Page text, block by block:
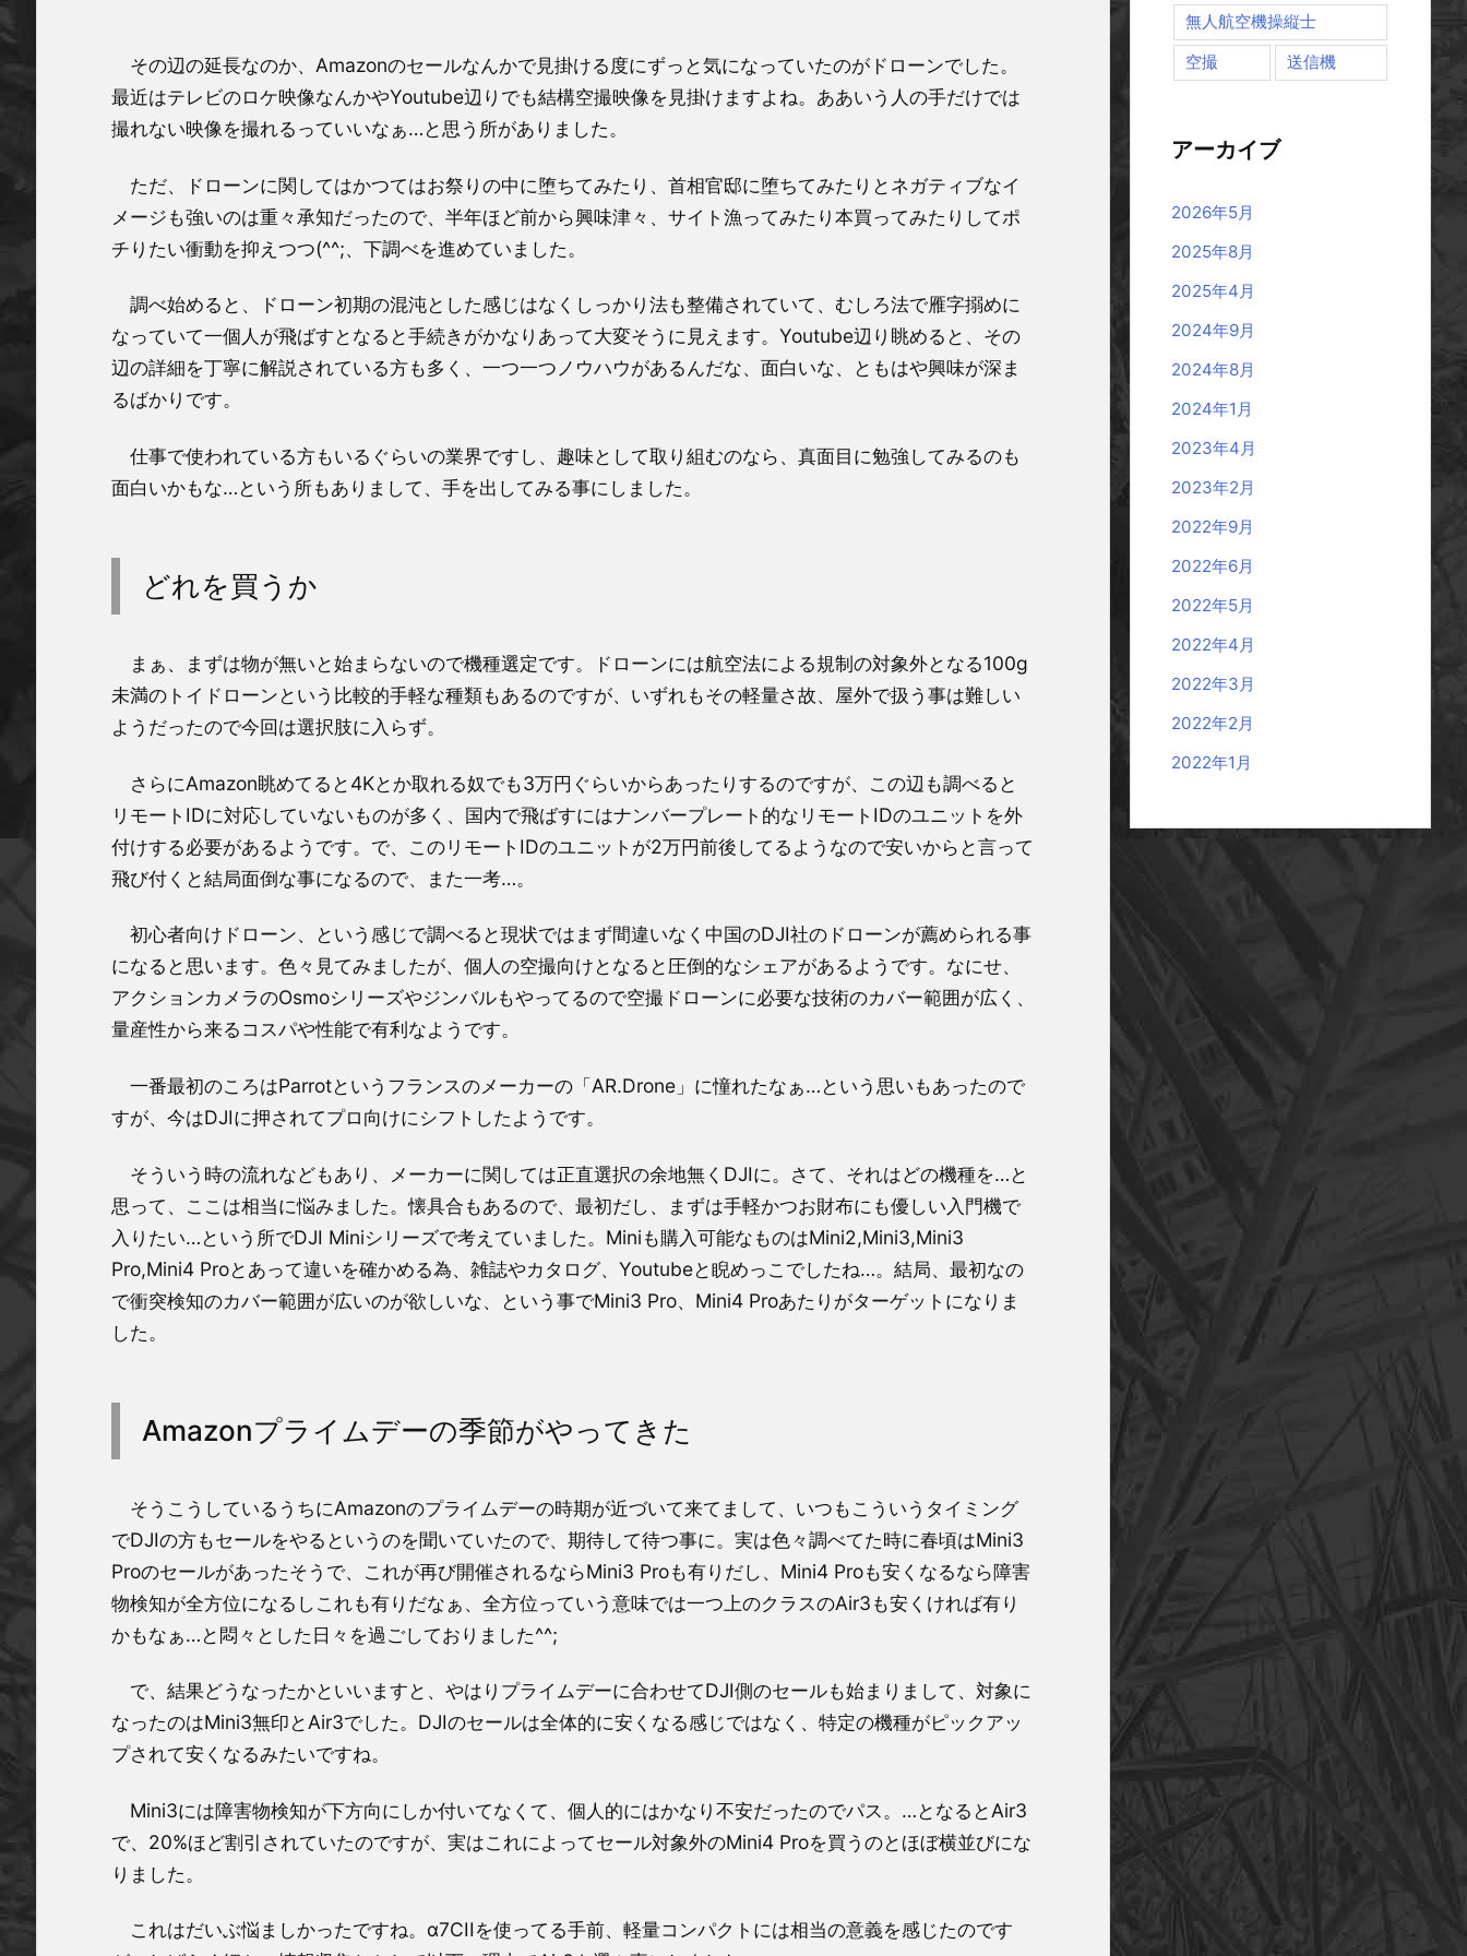
その辺の延長なのか、Amazonのセールなんかで見掛ける度にずっと気になっていたのがドローンでした。
最近はテレビのロケ映像なんかやYoutube辺りでも結構空撮映像を見掛けますよね。ああいう人の手だけでは
撮れない映像を撮れるっていいなぁ…と思う所がありました。
ただ、ドローンに関してはかつてはお祭りの中に堕ちてみたり、首相官邸に堕ちてみたりとネガティブなイ
メージも強いのは重々承知だったので、半年ほど前から興味津々、サイト漁ってみたり本買ってみたりしてポ
チりたい衝動を抑えつつ(^^;、下調べを進めていました。
調べ始めると、ドローン初期の混沌とした感じはなくしっかり法も整備されていて、むしろ法で雁字搦めに
なっていて一個人が飛ばすとなると手続きがかなりあって大変そうに見えます。Youtube辺り眺めると、その
辺の詳細を丁寧に解説されている方も多く、一つ一つノウハウがあるんだな、面白いな、ともはや興味が深ま
るばかりです。
仕事で使われている方もいるぐらいの業界ですし、趣味として取り組むのなら、真面目に勉強してみるのも
面白いかもな…という所もありまして、手を出してみる事にしました。
どれを買うか
まぁ、まずは物が無いと始まらないので機種選定です。ドローンには航空法による規制の対象外となる100g
未満のトイドローンという比較的手軽な種類もあるのですが、いずれもその軽量さ故、屋外で扱う事は難しい
ようだったので今回は選択肢に入らず。
さらにAmazon眺めてると4Kとか取れる奴でも3万円ぐらいからあったりするのですが、この辺も調べると
リモートIDに対応していないものが多く、国内で飛ばすにはナンバープレート的なリモートIDのユニットを外
付けする必要があるようです。で、このリモートIDのユニットが2万円前後してるようなので安いからと言って
飛び付くと結局面倒な事になるので、また一考…。
初心者向けドローン、という感じで調べると現状ではまず間違いなく中国のDJI社のドローンが薦められる事
になると思います。色々見てみましたが、個人の空撮向けとなると圧倒的なシェアがあるようです。なにせ、
アクションカメラのOsmoシリーズやジンバルもやってるので空撮ドローンに必要な技術のカバー範囲が広く、
量産性から来るコスパや性能で有利なようです。
一番最初のころはParrotというフランスのメーカーの「AR.Drone」に憧れたなぁ…という思いもあったので
すが、今はDJIに押されてプロ向けにシフトしたようです。
そういう時の流れなどもあり、メーカーに関しては正直選択の余地無くDJIに。さて、それはどの機種を…と
思って、ここは相当に悩みました。懐具合もあるので、最初だし、まずは手軽かつお財布にも優しい入門機で
入りたい…という所でDJI Miniシリーズで考えていました。Miniも購入可能なものはMini2,Mini3,Mini3
Pro,Mini4 Proとあって違いを確かめる為、雑誌やカタログ、Youtubeと睨めっこでしたね…。結局、最初なの
で衝突検知のカバー範囲が広いのが欲しいな、という事でMini3 Pro、Mini4 Proあたりがターゲットになりま
した。
Amazonプライムデーの季節がやってきた
そうこうしているうちにAmazonのプライムデーの時期が近づいて来てまして、いつもこういうタイミング
でDJIの方もセールをやるというのを聞いていたので、期待して待つ事に。実は色々調べてた時に春頃はMini3
Proのセールがあったそうで、これが再び開催されるならMini3 Proも有りだし、Mini4 Proも安くなるなら障害
物検知が全方位になるしこれも有りだなぁ、全方位っていう意味では一つ上のクラスのAir3も安くければ有り
かもなぁ…と悶々とした日々を過ごしておりました^^;
で、結果どうなったかといいますと、やはりプライムデーに合わせてDJI側のセールも始まりまして、対象に
なったのはMini3無印とAir3でした。DJIのセールは全体的に安くなる感じではなく、特定の機種がピックアッ
プされて安くなるみたいですね。
Mini3には障害物検知が下方向にしか付いてなくて、個人的にはかなり不安だったのでパス。…となるとAir3
で、20%ほど割引されていたのですが、実はこれによってセール対象外のMini4 Proを買うのとほぼ横並びにな
りました。
これはだいぶ悩ましかったですね。α7CIIを使ってる手前、軽量コンパクトには相当の意義を感じたのです
無人航空機操縦士
空撮
送信機
アーカイブ
2026年5月
2025年8月
2025年4月
2024年9月
2024年8月
2024年1月
2023年4月
2023年2月
2022年9月
2022年6月
2022年5月
2022年4月
2022年3月
2022年2月
2022年1月